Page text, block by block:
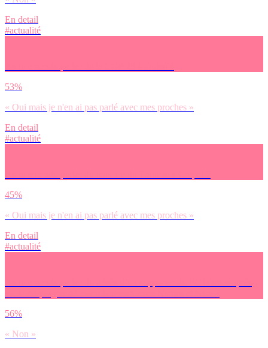
En detail
#actualité
53%
« Oui mais je n'en ai pas parlé avec mes proches »
En detail
#actualité
45%
« Oui mais je n'en ai pas parlé avec mes proches »
En detail
#actualité
56%
« Non »